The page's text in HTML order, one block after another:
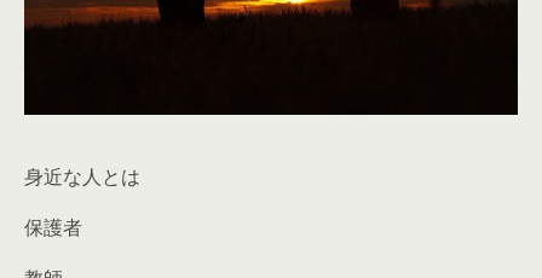
身近な人とは
保護者